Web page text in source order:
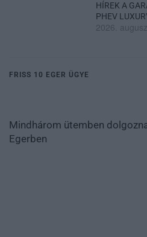
HÍREK A
PHEV
2026.
FRISS 10 EGER ÜGYE
Mindhárom ütemben
Egerben